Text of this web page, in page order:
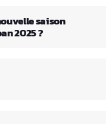
saison
2025 ?